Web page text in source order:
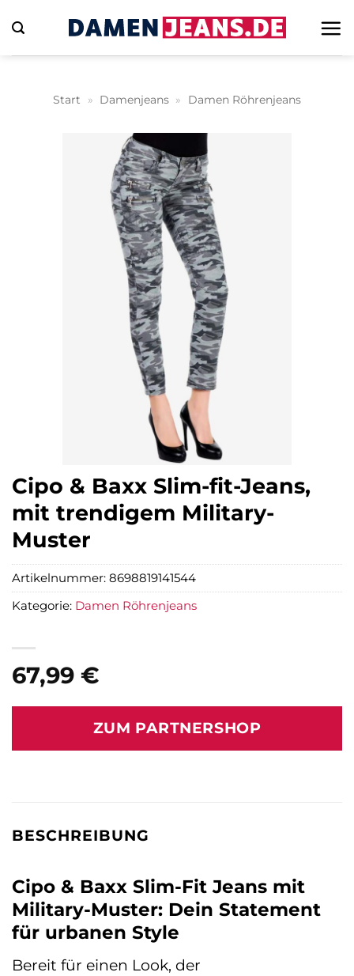
Inhalt
springen
Start » Damenjeans » Damen Röhrenjeans
Cipo & Baxx Slim-fit-Jeans,
mit trendigem Military-
Muster
67,99 €
ZUM PARTNERSHOP
Artikelnummer: 8698819141544
Kategorie: Damen Röhrenjeans
BESCHREIBUNG
Cipo & Baxx Slim-Fit Jeans mit
Military-Muster: Dein Statement
für urbanen Style
Bereit für einen Look, der